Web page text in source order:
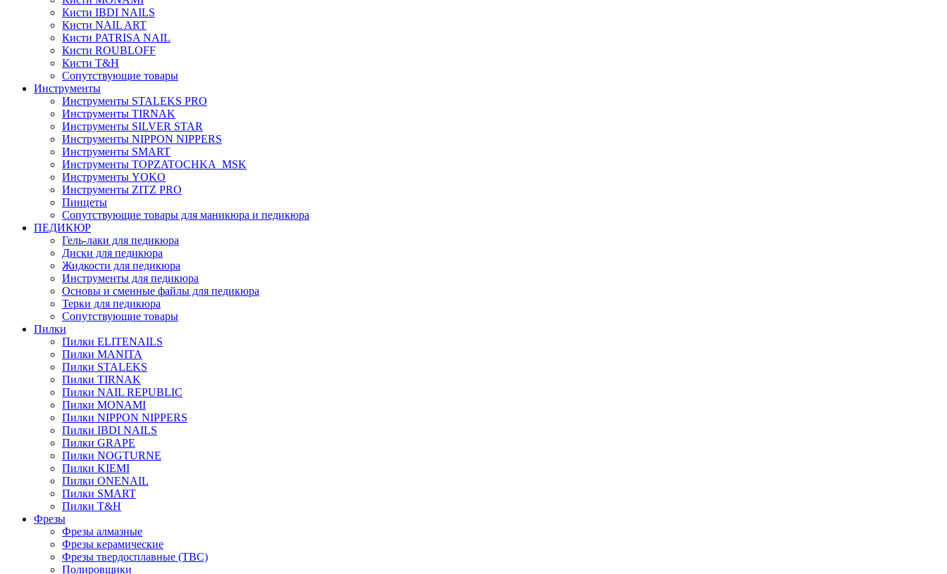
Кисти IBDI NAILS
Кисти NAIL ART
Кисти PATRISA NAIL
Кисти ROUBLOFF
Кисти T&H
Сопутствующие товары
Инструменты
Инструменты STALEKS PRO
Инструменты TIRNAK
Инструменты SILVER STAR
Инструменты NIPPON NIPPERS
Инструменты SMART
Инструменты TOPZATOCHKA_MSK
Инструменты YOKO
Инструменты ZITZ PRO
Пинцеты
Сопутствующие товары для маникюра и педикюра
ПЕДИКЮР
Гель-лаки для педикюра
Диски для педикюра
Жидкости для педикюра
Инструменты для педикюра
Основы и сменные файлы для педикюра
Терки для педикюра
Сопутствующие товары
Пилки
Пилки ELITENAILS
Пилки MANITA
Пилки STALEKS
Пилки TIRNAK
Пилки NAIL REPUBLIC
Пилки MONAMI
Пилки NIPPON NIPPERS
Пилки IBDI NAILS
Пилки GRAPE
Пилки NOGTURNE
Пилки KIEMI
Пилки ONENAIL
Пилки SMART
Пилки T&H
Фрезы
Фрезы алмазные
Фрезы керамические
Фрезы твердосплавные (ТВС)
Полировщики